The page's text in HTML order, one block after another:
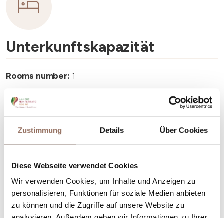
Zustimmung Details Über Cookies
Diese Webseite verwendet Cookies
Wir verwenden Cookies, um Inhalte und Anzeigen zu
personalisieren, Funktionen für soziale Medien anbieten
zu können und die Zugriffe auf unsere Website zu
Unterkunftskapazität
Rooms number: 1
Beds number:
Dein Urlaub
Plane, wo du übernachtest und isst, was du in jedem